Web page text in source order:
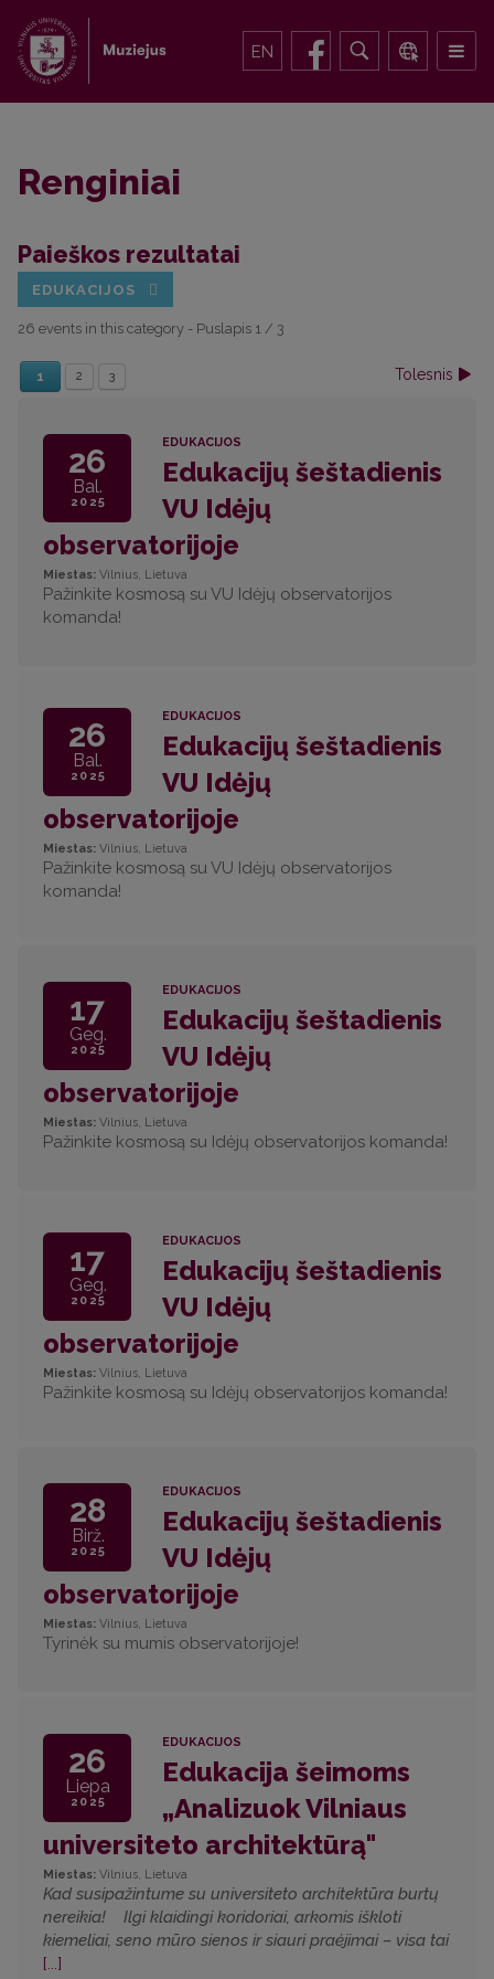
EN
Renginiai
Paieškos rezultatai
EDUKACIJOS
26 events in this category - Puslapis 1 / 3
1 2 3 Tolesnis
26
Bal.
2025
EDUKACIJOS
Edukacijų šeštadienis
VU Idėjų
observatorijoje
Miestas: Vilnius, Lietuva
Pažinkite kosmosą su VU Idėjų observatorijos
komanda!
26
Bal.
2025
EDUKACIJOS
Edukacijų šeštadienis
VU Idėjų
observatorijoje
Miestas: Vilnius, Lietuva
Pažinkite kosmosą su VU Idėjų observatorijos
komanda!
17
Geg.
2025
EDUKACIJOS
Edukacijų šeštadienis
VU Idėjų
observatorijoje
Miestas: Vilnius, Lietuva
Pažinkite kosmosą su Idėjų observatorijos komanda!
17
Geg.
2025
EDUKACIJOS
Edukacijų šeštadienis
VU Idėjų
observatorijoje
Miestas: Vilnius, Lietuva
Pažinkite kosmosą su Idėjų observatorijos komanda!
28
Birž.
2025
EDUKACIJOS
Edukacijų šeštadienis
VU Idėjų
observatorijoje
Miestas: Vilnius, Lietuva
Tyrinėk su mumis observatorijoje!
26
Liepa
2025
EDUKACIJOS
Edukacija šeimoms
„Analizuok Vilniaus
universiteto architektūrą"
Miestas: Vilnius, Lietuva
Kad susipažintume su universiteto architektūra burtų
nereikia! Ilgi klaidingi koridoriai, arkomis iškloti
kiemeliai, seno mūro sienos ir siauri praėjimai – visa tai
[...]